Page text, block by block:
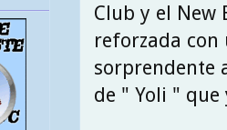
Club y el New
reforzada
sorprendente
de " Yoli "